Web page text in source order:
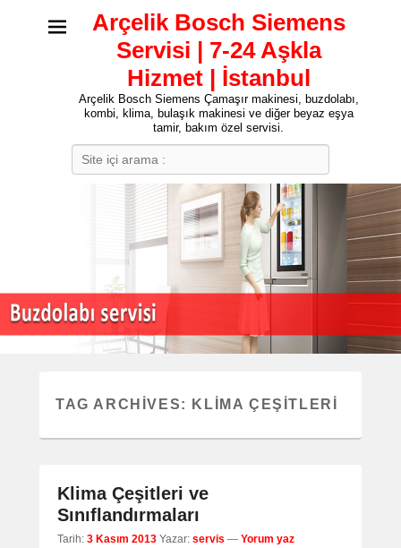
Arçelik Bosch Siemens
Servisi | 7-24 Aşkla
Hizmet | İstanbul
Arçelik Bosch Siemens Çamaşır makinesi, buzdolabı,
kombi, klima, bulaşık makinesi ve diğer beyaz eşya
tamir, bakım özel servisi.
TAG ARCHIVES: KLIMA ÇEŞITLERI
Klima Çeşitleri ve
Sınıflandırmaları
Tarih: 3 Kasım 2013 Yazar: servis — Yorum yaz